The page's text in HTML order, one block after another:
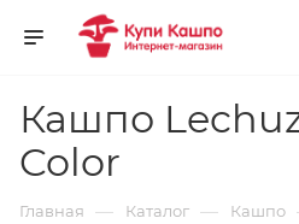
Кашпо
Color
Главная — Каталог — Кашпо